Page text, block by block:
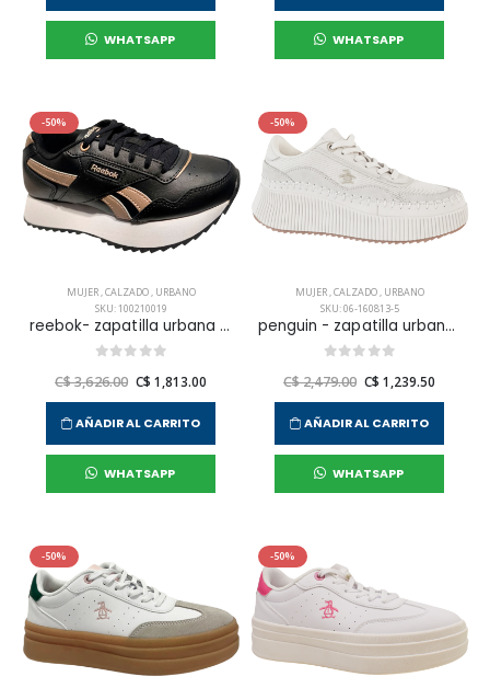
WHATSAPP WHATSAPP
-50%
MUJER,CALZADO, URBANO
SKU: 100210019
reebok- zapatilla urbana glide ripple double para mujer
C$ 3,626.00 C$ 1,813.00
AÑADIR AL CARRITO
WHATSAPP
-50%
MUJER,CALZADO, URBANO
SKU: 06-160813-5
penguin - zapatilla urbana finas para mujer
C$ 2,479.00 C$ 1,239.50
AÑADIR AL CARRITO
WHATSAPP
-50% -50%